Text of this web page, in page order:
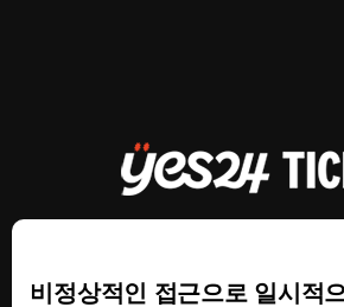
비정상적인 접근으로 일시적